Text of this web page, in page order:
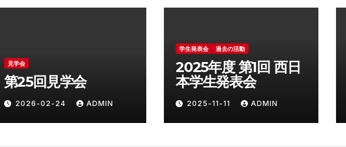
ジ
り
見学会
第25回見学会
2026-02-24 ADMIN
学生発表会 過去の活動
2025年度 第1回 西日
本学生発表会
2025-11-11 ADMIN